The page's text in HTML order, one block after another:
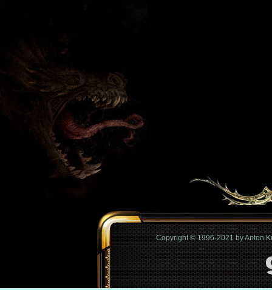
Copyright © 1996-2021 by Anton